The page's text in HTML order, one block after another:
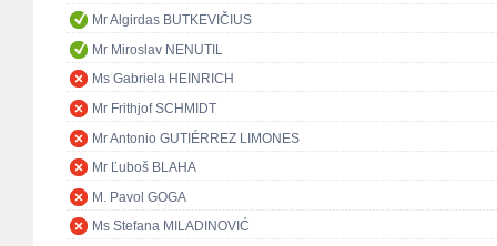
Mr Algirdas BUTKEVIČIUS
Mr Miroslav NENUTIL
Ms Gabriela HEINRICH
Mr Frithjof SCHMIDT
Mr Antonio GUTIÉRREZ LIMONES
Mr Ľuboš BLAHA
M. Pavol GOGA
Ms Stefana MILADINOVIĆ